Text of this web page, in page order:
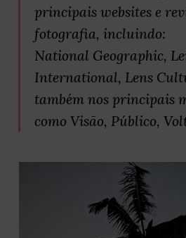
principais websites e
fotografia, incluindo:
National Geographic,
International, Lens
também nos principais
como Visão, Público,